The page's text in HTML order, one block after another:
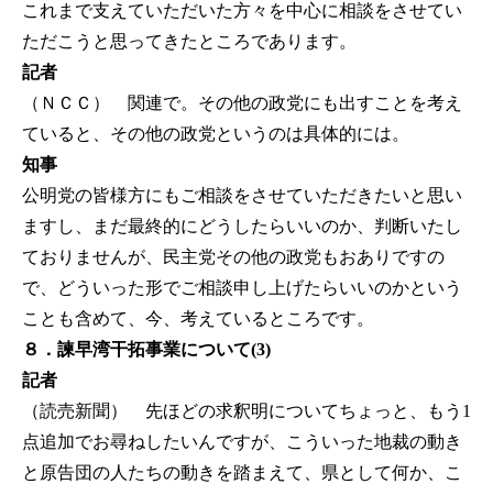
これまで支えていただいた方々を中心に相談をさせてい
ただこうと思ってきたところであります。
記者
（ＮＣＣ） 関連で。その他の政党にも出すことを考え
ていると、その他の政党というのは具体的には。
知事
公明党の皆様方にもご相談をさせていただきたいと思い
ますし、まだ最終的にどうしたらいいのか、判断いたし
ておりませんが、民主党その他の政党もおありですの
で、どういった形でご相談申し上げたらいいのかという
ことも含めて、今、考えているところです。
８．諫早湾干拓事業について(3)
記者
（読売新聞） 先ほどの求釈明についてちょっと、もう1
点追加でお尋ねしたいんですが、こういった地裁の動き
と原告団の人たちの動きを踏まえて、県として何か、こ